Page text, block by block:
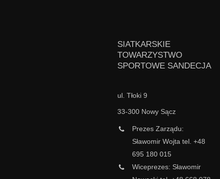
SIATKARSKIE
TOWARZYSTWO
SPORTOWE SANDECJA
ul. Tłoki 9
33-300 Nowy Sącz
Prezes Zarządu:
Sławomir Wojta tel. +48
695 180 015
Wiceprezes: Sławomir